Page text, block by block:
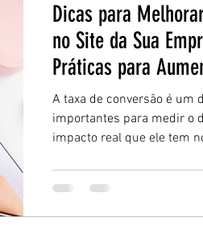
Dicas para
no Site da Sua
Práticas para
A taxa de conversão é um
importantes para medir o
impacto real que ele tem